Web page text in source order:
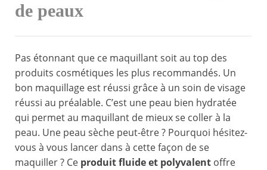
de peaux
Pas étonnant que ce maquillant soit au top des
produits cosmétiques les plus recommandés. Un
bon maquillage est réussi grâce à un soin de visage
réussi au préalable. C’est une peau bien hydratée
qui permet au maquillant de mieux se coller à la
peau. Une peau sèche peut-être ? Pourquoi hésitez-
vous à vous lancer dans à cette façon de se
maquiller ? Ce produit fluide et polyvalent offre